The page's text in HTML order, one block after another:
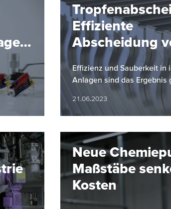
Einsatz
Effiziente
Abscheidung
aus
gasförmigen
Effizienz und Sauberkeit in
Anlagen sind das Ergebnis
Maßnahmen.
21.06.2023
Neue
Maßstäbe
Kosten